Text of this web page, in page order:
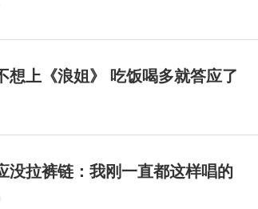
想上《浪姐》 吃饭喝多就答应了
没拉裤链：我刚一直都这样唱的